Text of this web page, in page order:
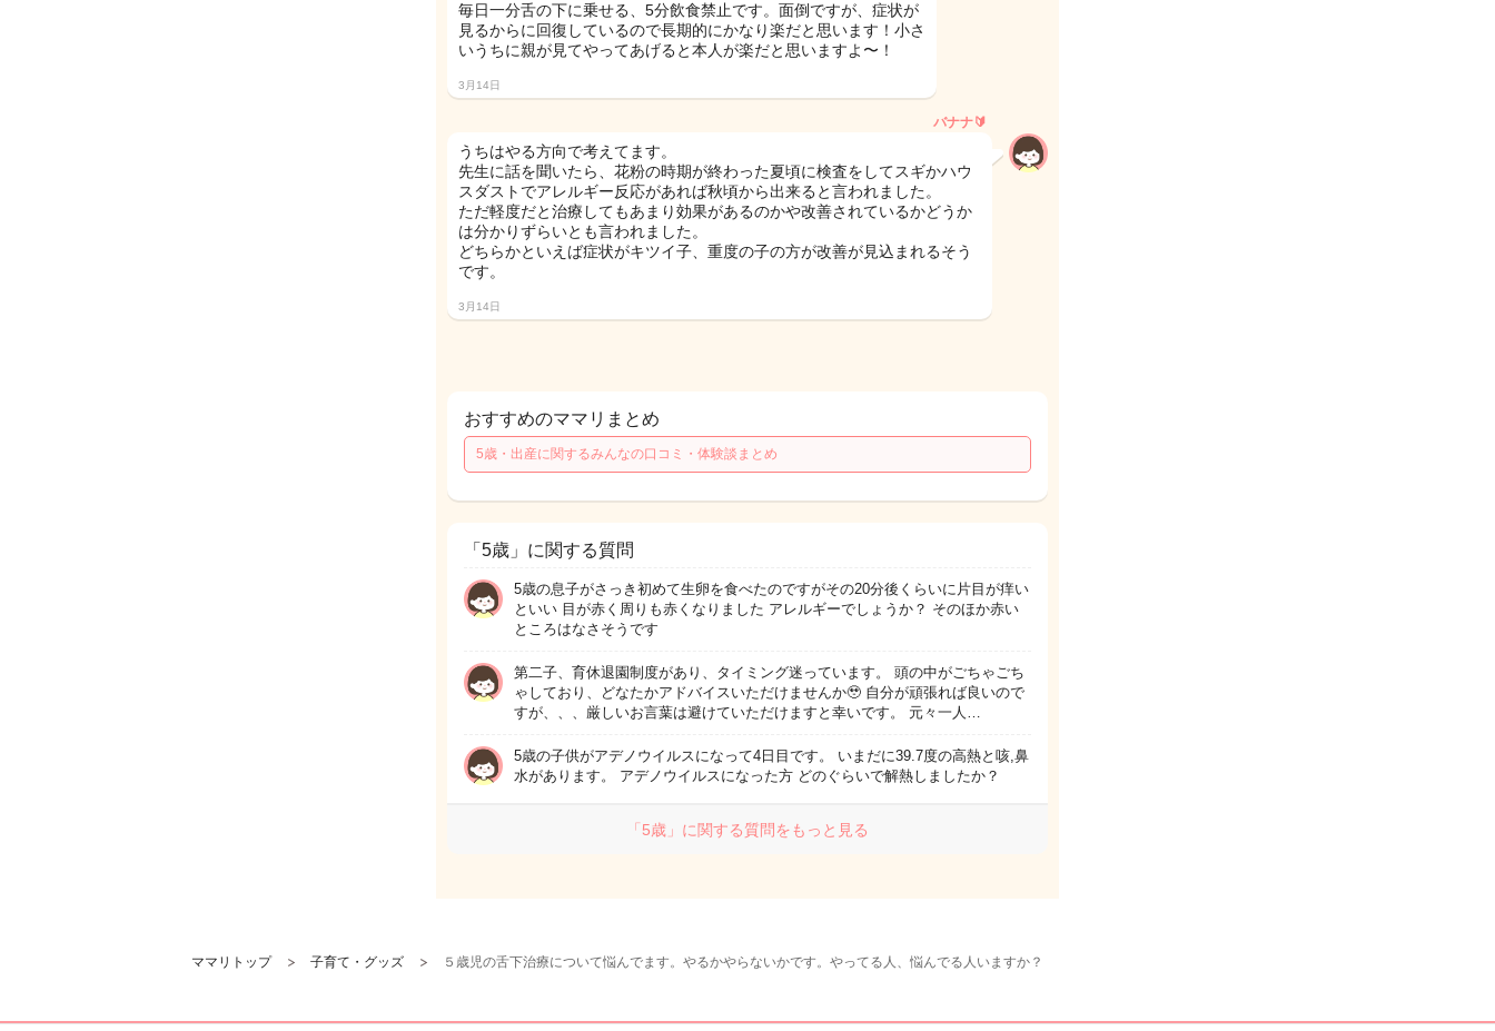
毎日一分舌の下に乗せる、5分飲食禁止です。面倒ですが、症状が
見るからに回復しているので長期的にかなり楽だと思います！小さ
いうちに親が見てやってあげると本人が楽だと思いますよ〜！
3月14日
バナナ🔰
うちはやる方向で考えてます。
先生に話を聞いたら、花粉の時期が終わった夏頃に検査をしてスギかハウ
スダストでアレルギー反応があれば秋頃から出来ると言われました。
ただ軽度だと治療してもあまり効果があるのかや改善されているかどうか
は分かりずらいとも言われました。
どちらかといえば症状がキツイ子、重度の子の方が改善が見込まれるそう
です。
3月14日
おすすめのママリまとめ
5歳・出産に関するみんなの口コミ・体験談まとめ
「5歳」に関する質問
5歳の息子がさっき初めて生卵を食べたのですがその20分後くらいに片目が痒い
といい 目が赤く周りも赤くなりました アレルギーでしょうか？ そのほか赤い
ところはなさそうです
第二子、育休退園制度があり、タイミング迷っています。 頭の中がごちゃごち
ゃしており、どなたかアドバイスいただけませんか🥹 自分が頑張れば良いので
すが、、、厳しいお言葉は避けていただけますと幸いです。 元々一人…
5歳の子供がアデノウイルスになって4日目です。 いまだに39.7度の高熱と咳,鼻
水があります。 アデノウイルスになった方 どのぐらいで解熱しましたか？
「5歳」に関する質問をもっと見る
ママリトップ 子育て・グッズ ５歳児の舌下治療について悩んでます。やるかやらないかです。やってる人、悩んでる人いますか？